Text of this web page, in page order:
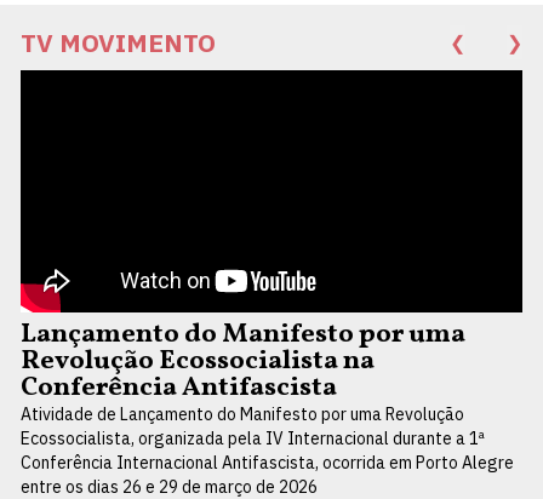
TV MOVIMENTO ❮ ❯
Lançamento do Manifesto por uma
Revolução Ecossocialista na
Conferência Antifascista
Atividade de Lançamento do Manifesto por uma Revolução
Ecossocialista, organizada pela IV Internacional durante a 1ª
Conferência Internacional Antifascista, ocorrida em Porto Alegre
entre os dias 26 e 29 de março de 2026